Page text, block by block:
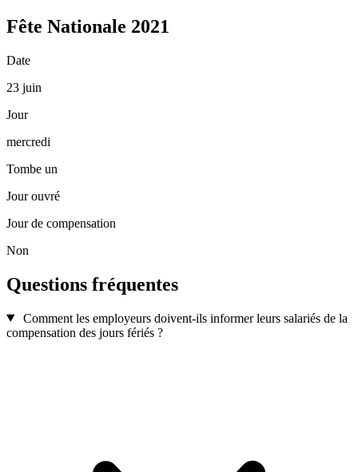
Fête Nationale 2021
Date
23 juin
Jour
mercredi
Tombe un
Jour ouvré
Jour de compensation
Non
Questions fréquentes
Comment les employeurs doivent-ils informer leurs salariés de la
compensation des jours fériés ?